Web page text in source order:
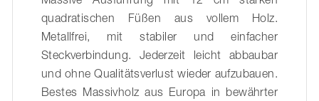
quadratischen Füßen aus vollem Holz.
Metallfrei, mit stabiler und einfacher
Steckverbindung. Jederzeit leicht abbaubar
und ohne Qualitätsverlust wieder aufzubauen.
Bestes Massivholz aus Europa in bewährter